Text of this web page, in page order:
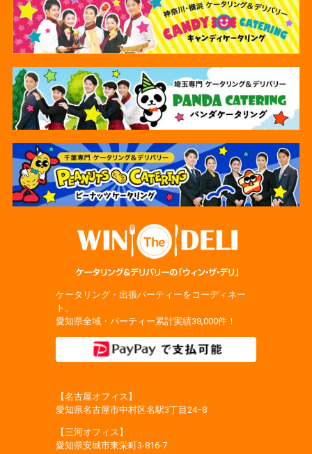
ケータリング・出張パーティーをコーディネー
ト。
愛知県全域・パーティー累計実績38,000件！
【名古屋オフィス】
愛知県名古屋市中村区名駅3丁目24−8
【三河オフィス】
愛知県安城市東栄町3‐816‐7